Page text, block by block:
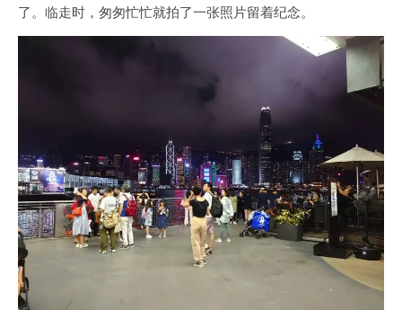
了。临走时，匆匆忙忙就拍了一张照片留着纪念。